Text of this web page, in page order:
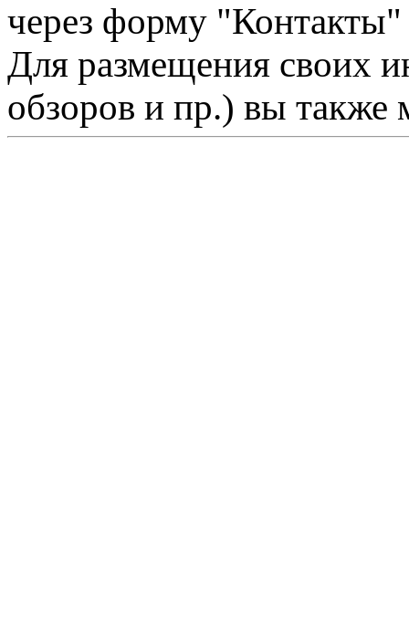
через форму "Контакты"
Для размещения своих
обзоров и пр.) вы также